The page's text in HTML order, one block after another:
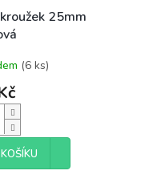
25mm
(6 ks)